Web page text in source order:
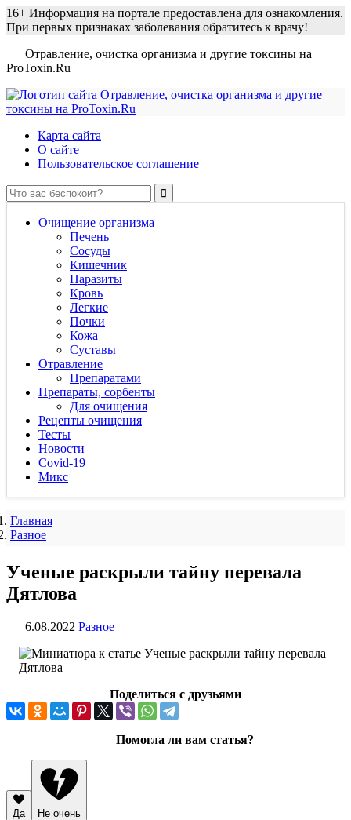
16+ Информация на портале предоставлена для ознакомления.
При первых признаках заболевания обратитесь к врачу!
Отравление, очистка организма и другие токсины на
ProToxin.Ru
Карта сайта
О сайте
Пользовательское соглашение
Очищение организма
Печень
Сосуды
Кишечник
Паразиты
Кровь
Легкие
Почки
Кожа
Суставы
Отравление
Препаратами
Препараты, сорбенты
Для очищения
Рецепты очищения
Тесты
Новости
Covid-19
Микс
Главная
Разное
Ученые раскрыли тайну перевала
Дятлова
6.08.2022 Разное
Поделиться с друзьями
Помогла ли вам статья?
Да Не очень